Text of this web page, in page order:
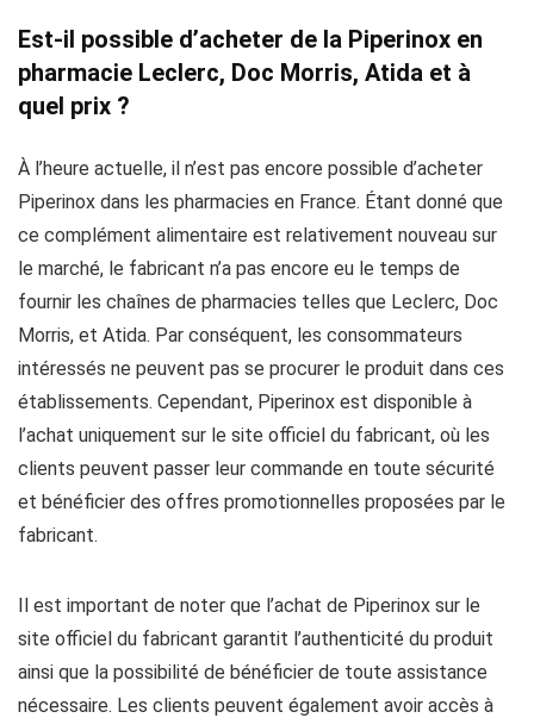
Est-il possible d’acheter de la Piperinox en
pharmacie Leclerc, Doc Morris, Atida et à
quel prix ?
À l’heure actuelle, il n’est pas encore possible d’acheter
Piperinox dans les pharmacies en France. Étant donné que
ce complément alimentaire est relativement nouveau sur
le marché, le fabricant n’a pas encore eu le temps de
fournir les chaînes de pharmacies telles que Leclerc, Doc
Morris, et Atida. Par conséquent, les consommateurs
intéressés ne peuvent pas se procurer le produit dans ces
établissements. Cependant, Piperinox est disponible à
l’achat uniquement sur le site officiel du fabricant, où les
clients peuvent passer leur commande en toute sécurité
et bénéficier des offres promotionnelles proposées par le
fabricant.
Il est important de noter que l’achat de Piperinox sur le
site officiel du fabricant garantit l’authenticité du produit
ainsi que la possibilité de bénéficier de toute assistance
nécessaire. Les clients peuvent également avoir accès à